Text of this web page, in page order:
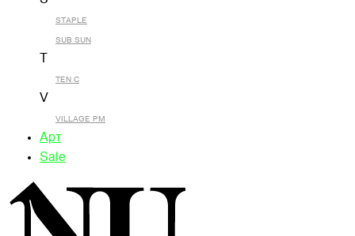
STAPLE
SUB SUN
TEN C
V
VILLAGE PM
Арт
Sale